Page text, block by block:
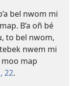
bel nwom mi
B’a oñ bé
to bel nwom,
nwem mi
map
22.